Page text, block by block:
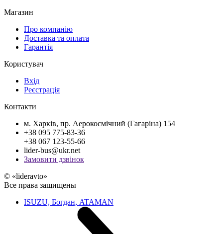
Магазин
Про компанію
Доставка та оплата
Гарантія
Користувач
Вхід
Реєстрація
Контакти
м. Харків, пр. Аерокосмічний (Гагаріна) 154
+38 095 775-83-36
+38 067 123-55-66
lider-bus@ukr.net
Замовити дзвінок
© «lideravto»
Все права защищены
ISUZU, Богдан, ATAMAN